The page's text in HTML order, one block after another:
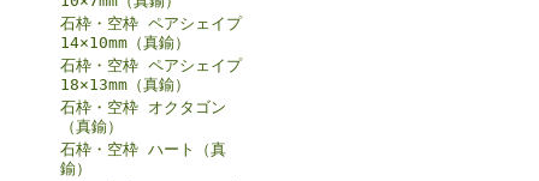
石枠・空枠 ペアシェイプ
14×10mm（真鍮）
石枠・空枠 ペアシェイプ
18×13mm（真鍮）
石枠・空枠 オクタゴン
（真鍮）
石枠・空枠 ハート（真
鍮）